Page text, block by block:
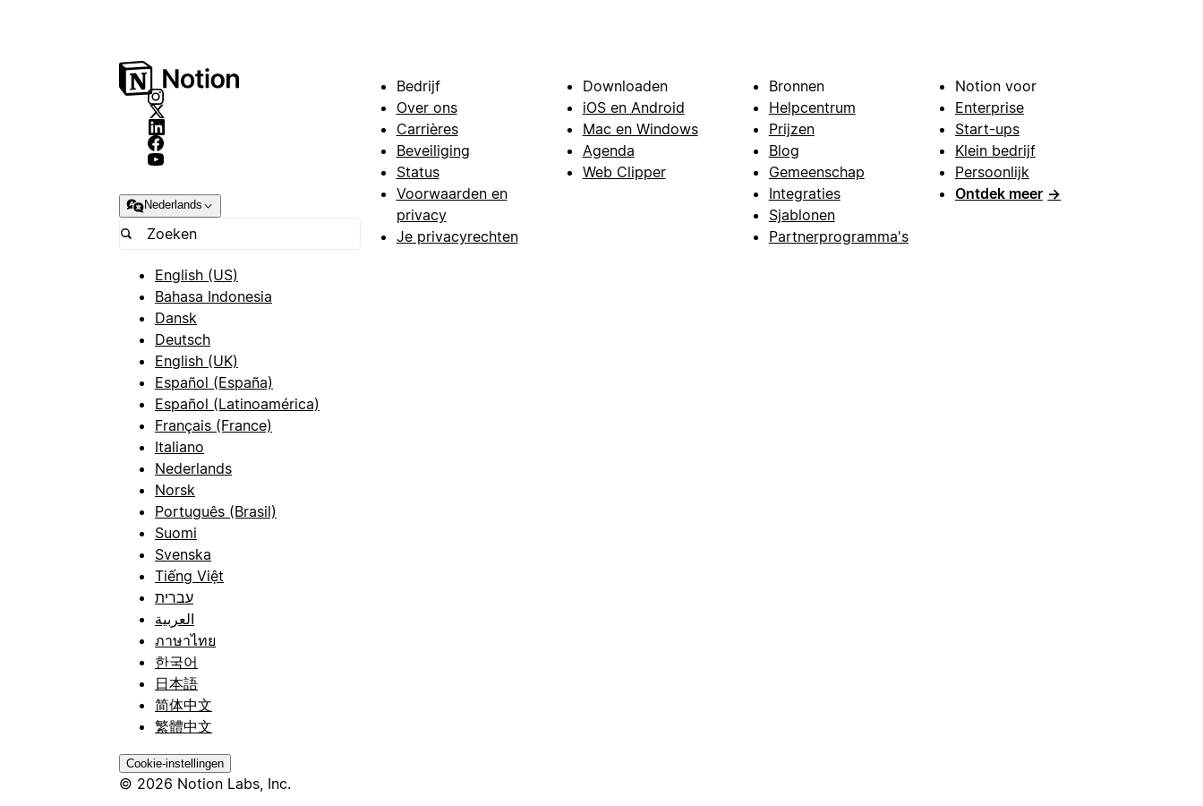
Nederlands
English (US)
Bahasa Indonesia
Dansk
Deutsch
English (UK)
Español (España)
Español (Latinoamérica)
Français (France)
Italiano
Nederlands
Norsk
Português (Brasil)
Suomi
Svenska
Tiếng Việt
עברית
العربية
ภาษาไทย
한국어
日本語
简体中文
繁體中文
Cookie-instellingen
© 2026 Notion Labs, Inc.
Bedrijf
Over ons
Carrières
Beveiliging
Status
Voorwaarden en
privacy
Je privacyrechten
Downloaden
iOS en Android
Mac en Windows
Agenda
Web Clipper
Bronnen
Helpcentrum
Prijzen
Blog
Gemeenschap
Integraties
Sjablonen
Partnerprogramma's
Notion voor
Enterprise
Start-ups
Klein bedrijf
Persoonlijk
Ontdek meer →